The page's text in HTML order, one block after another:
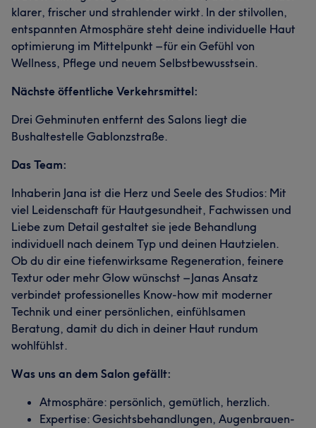
klarer, frischer und strahlender wirkt. In der stilvollen,
entspannten Atmosphäre steht deine individuelle Haut
optimierung im Mittelpunkt – für ein Gefühl von
Wellness, Pflege und neuem Selbstbewusstsein.
Nächste öffentliche Verkehrsmittel:
Drei Gehminuten entfernt des Salons liegt die
Bushaltestelle Gablonzstraße.
Das Team:
Inhaberin Jana ist die Herz und Seele des Studios: Mit
viel Leidenschaft für Hautgesundheit, Fachwissen und
Liebe zum Detail gestaltet sie jede Behandlung
individuell nach deinem Typ und deinen Hautzielen.
Ob du dir eine tiefenwirksame Regeneration, feinere
Textur oder mehr Glow wünschst – Janas Ansatz
verbindet professionelles Know-how mit moderner
Technik und einer persönlichen, einfühlsamen
Beratung, damit du dich in deiner Haut rundum
wohlfühlst.
Was uns an dem Salon gefällt:
Atmosphäre: persönlich, gemütlich, herzlich.
Expertise: Gesichtsbehandlungen, Augenbrauen-